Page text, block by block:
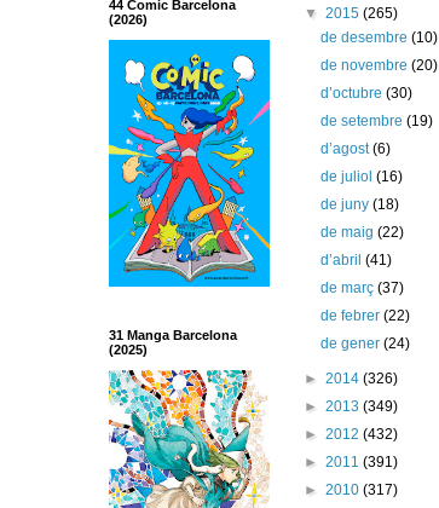
44 Comic Barcelona
(2026)
31 Manga Barcelona
(2025)
▼ 2015 (265)
de desembre(10)
de novembre(20)
d’octubre(30)
de setembre(19)
d’agost(6)
de juliol(16)
de juny(18)
de maig(22)
d’abril(41)
de març(37)
de febrer(22)
de gener(24)
► 2014 (326)
► 2013 (349)
► 2012 (432)
► 2011 (391)
► 2010 (317)